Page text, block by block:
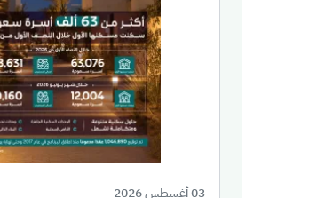
03 أغسطس 2026